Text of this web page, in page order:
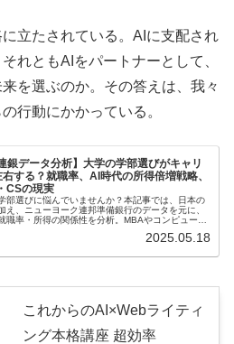
立たされている。AIに支配され
れともAIをパートナーとして、
を選ぶのか。その答えは、我々
行動にかかっている。
銀データ分析】大学の学部選びがキャリ
右する？就職率、AI時代の所得倍増戦略、
CSの現実
部選びに悩んでいませんか？本記事では、日本の
え、ニューヨーク連邦準備銀行のデータを元に、
職率・所得の関係性を分析。MBAやコンピュータ
れる学部やスキル、将来の所得倍増に繋がるキャリ
2025.05.18
これからのAI×Webライティ
ング本格講座 超効率